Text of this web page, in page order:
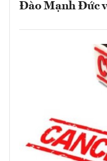
Đào Mạnh Đức